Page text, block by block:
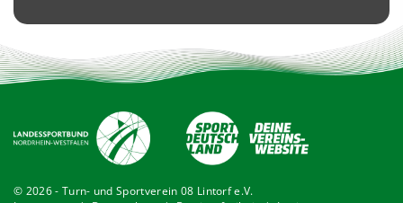
© 2026 - Turn- und Sportverein 08 Lintorf e.V.